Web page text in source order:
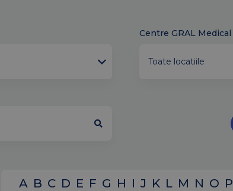
Centre GRAL Medical
A B C D E F G H I J K L M N O P